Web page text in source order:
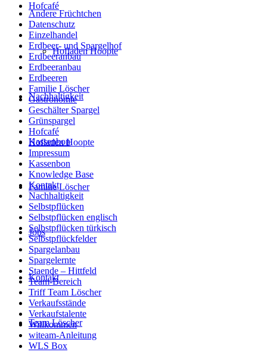
Hofcafé
Hofladen Hoopte
Nachhaltigkeit
Kassenbon
Familie Löscher
Jobs
Kontakt
Team Löscher
Andere Früchtchen
Datenschutz
Einzelhandel
Erdbeer- und Spargelhof
Erdbeeranbau
Erdbeeranbau
Erdbeeren
Familie Löscher
Gastronomie
Geschälter Spargel
Grünspargel
Hofcafé
Hofladen Hoopte
Impressum
Kassenbon
Knowledge Base
Kontakt
Nachhaltigkeit
Selbstpflücken
Selbstpflücken englisch
Selbstpflücken türkisch
Selbstpflückfelder
Spargelanbau
Spargelernte
Staende – Hittfeld
Team-Bereich
Triff Team Löscher
Verkaufsstände
Verkaufstalente
Willkommen
witeam-Anleitung
WLS Box